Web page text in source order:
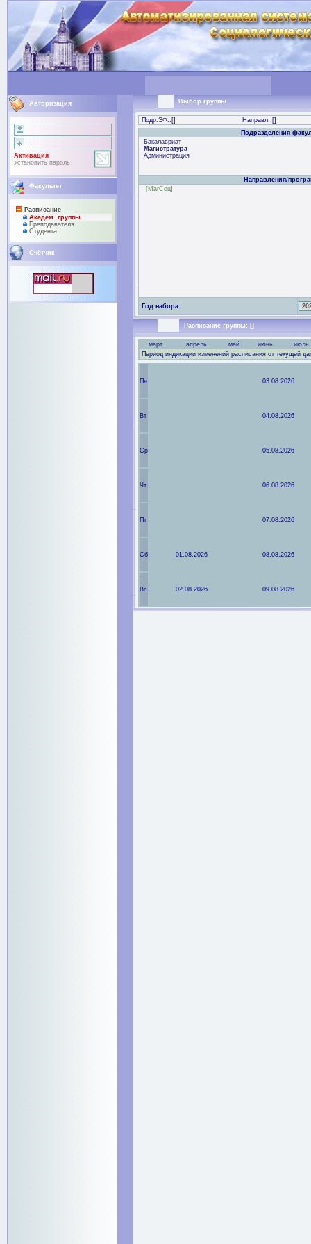
Авторизация
Активация
Установить пароль
Факультет
Расписание
Академ. группы
Преподaвателя
Студента
Счётчик
Выбор группы
Подр.ЭФ.:[] Направл.:[]
Подразделения
Бакалавриат
Магистратура
Администрация
Направления/
[МагСоц]
Год набора:
Расписание группы: []
март апрель май июнь
июль
Период индикации изменений расписания от текущей
Пн 03.08.2026
Вт 04.08.2026
Ср 05.08.2026
Чт 06.08.2026
Пт 07.08.2026
Сб 01.08.2026 08.08.2026
Вс 02.08.2026 09.08.2026